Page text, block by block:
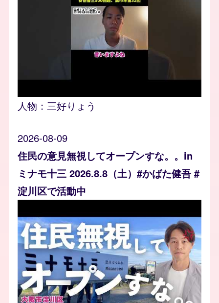
人物： 三好りょう
2026-08-09
住民の意見無視してオープンすな。。in
ミナモ十三 2026.8.8（土）#かばた健吾 #
淀川区で活動中